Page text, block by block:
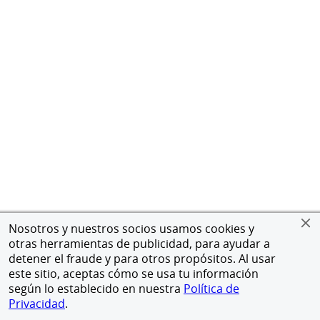
Nosotros y nuestros socios usamos cookies y
otras herramientas de publicidad, para ayudar a
detener el fraude y para otros propósitos. Al usar
este sitio, aceptas cómo se usa tu información
según lo establecido en nuestra Política de
Privacidad.